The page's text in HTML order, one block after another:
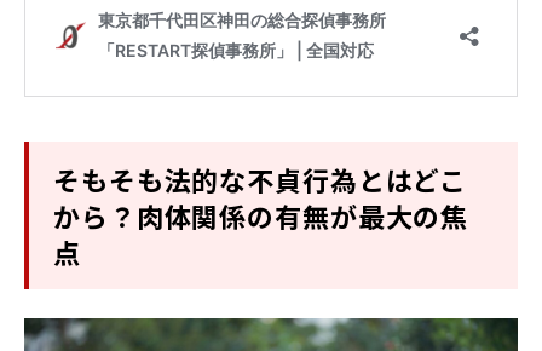
そもそも法的な不貞行為とはどこ
から？肉体関係の有無が最大の焦
点